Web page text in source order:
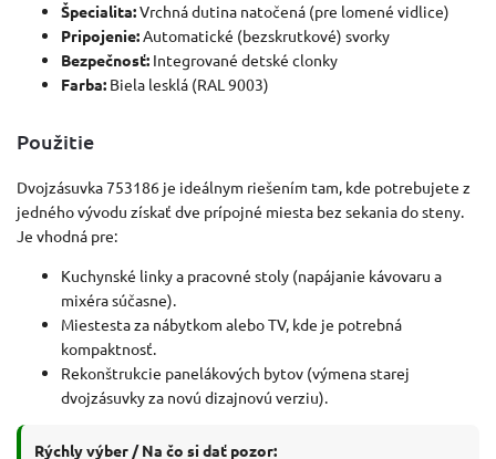
Špecialita:Vrchná dutina natočená (pre lomené vidlice)
Pripojenie:Automatické (bezskrutkové) svorky
Bezpečnosť: Integrované detské clonky
Farba: Biela lesklá (RAL 9003)
Použitie
Dvojzásuvka 753186 je ideálnym riešením tam, kde potrebujete z
jedného vývodu získať dve prípojné miesta bez sekania do steny.
Je vhodná pre:
Kuchynské linky a pracovné stoly (napájanie kávovaru a
mixéra súčasne).
Miestesta za nábytkom alebo TV, kde je potrebná
kompaktnosť.
Rekonštrukcie panelákových bytov (výmena starej
dvojzásuvky za novú dizajnovú verziu).
Rýchly výber / Na čo si dať pozor: